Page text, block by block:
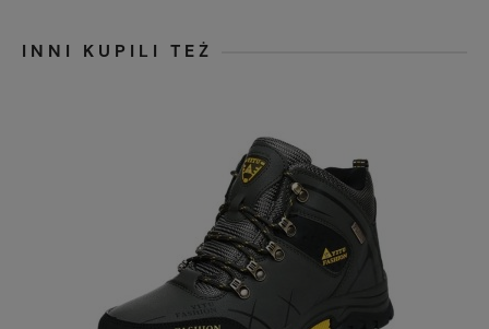
INNI KUPILI TEŻ